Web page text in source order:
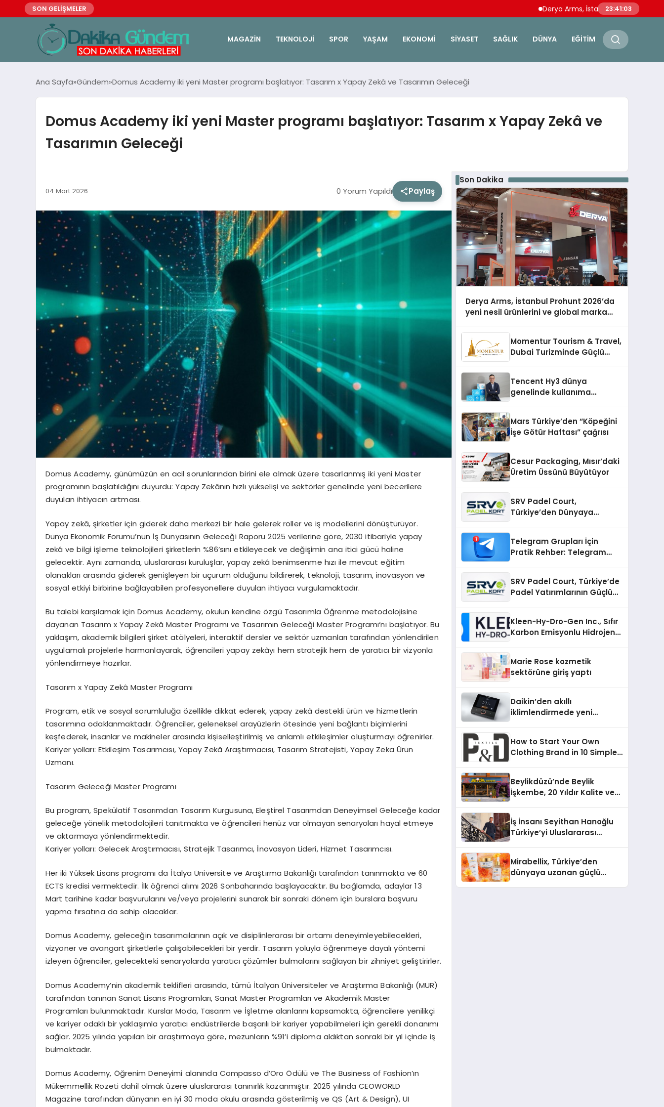
SON GELİŞMELER Derya Arms, İstanbul Prohunt 2026’da
23:41:04
MAGAZIN TEKNOLOJI SPOR YAŞAM EKONOMI SIYASET SAĞLIK DÜNYA EĞITIM
Ana Sayfa Gündem Domus Academy iki yeni Master programı başlatıyor: Tasarım x Yapay Zekâ ve Tasarımın Geleceği
Domus Academy iki yeni Master programı başlatıyor: Tasarım x Yapay Zekâ ve
Tasarımın Geleceği
04 Mart 2026 0 Yorum Yapıldı Paylaş
Domus Academy, günümüzün en acil sorunlarından birini ele almak üzere tasarlanmışiki yeni Master
programının başlatıldığını duyurdu: Yapay Zekânın hızlı yükselişi ve sektörler genelinde yeni becerilere
duyulan ihtiyacın artması.
Yapay zekâ, şirketler için giderek daha merkezi bir hale gelerek roller ve iş modellerini dönüştürüyor.
Dünya Ekonomik Forumu’nun İş Dünyasının Geleceği Raporu 2025 verilerine göre, 2030 itibariyle yapay
zekâ ve bilgi işleme teknolojileri şirketlerin %86’sını etkileyecek ve değişimin ana itici gücü haline
gelecektir. Aynı zamanda, uluslararası kuruluşlar, yapay zekâ benimsenme hızı ile mevcut eğitim
olanakları arasında giderek genişleyen bir uçurum olduğunu bildirerek, teknoloji, tasarım, inovasyon ve
sosyal etkiyi birbirine bağlayabilen profesyonellere duyulan ihtiyacı vurgulamaktadır.
Bu talebi karşılamak için Domus Academy, okulun kendine özgü Tasarımla Öğrenme metodolojisine
dayanan Tasarım x Yapay Zekâ Master Programı ve Tasarımın Geleceği Master Programı‘nı başlatıyor. Bu
yaklaşım, akademik bilgileri şirket atölyeleri, interaktif dersler ve sektör uzmanları tarafından yönlendirilen
uygulamalı projelerle harmanlayarak, öğrencileri yapay zekâyı hem stratejik hem de yaratıcı bir vizyonla
yönlendirmeye hazırlar.
Tasarım x Yapay Zekâ Master Programı
Program, etik ve sosyal sorumluluğa özellikle dikkat ederek, yapay zekâ destekli ürün ve hizmetlerin
tasarımına odaklanmaktadır. Öğrenciler, geleneksel arayüzlerin ötesinde yeni bağlantı biçimlerini
keşfederek, insanlar ve makineler arasında kişiselleştirilmiş ve anlamlı etkileşimler oluşturmayı öğrenirler.
Kariyer yolları: Etkileşim Tasarımcısı, Yapay Zekâ Araştırmacısı, Tasarım Stratejisti, Yapay Zeka Ürün
Uzmanı.
Tasarım Geleceği Master Programı
Bu program, Spekülatif Tasarımdan Tasarım Kurgusuna, Eleştirel Tasarımdan Deneyimsel Geleceğe kadar
geleceğe yönelik metodolojileri tanıtmakta ve öğrencileri henüz var olmayan senaryoları hayal etmeye
ve aktarmaya yönlendirmektedir.
Kariyer yolları: Gelecek Araştırmacısı, Stratejik Tasarımcı, İnovasyon Lideri, Hizmet Tasarımcısı.
Her iki Yüksek Lisans programı da İtalya Üniversite ve Araştırma Bakanlığı tarafından tanınmakta ve 60
ECTS kredisi vermektedir. İlk öğrenci alımı 2026 Sonbaharında başlayacaktır. Bu bağlamda, adaylar13
Mart tarihine kadar başvurularını ve/veya projelerini sunarak bir sonraki dönem için burslara başvuru
yapma fırsatına da sahip olacaklar.
Domus Academy, geleceğin tasarımcılarının açık ve disiplinlerarası bir ortamı deneyimleyebilecekleri,
vizyoner ve avangart şirketlerle çalışabilecekleri bir yerdir. Tasarım yoluyla öğrenmeye dayalı yöntemi
izleyen öğrenciler, gelecekteki senaryolarda yaratıcı çözümler bulmalarını sağlayan bir zihniyet geliştirirler.
Domus Academy’nin akademik teklifleri arasında, tümü İtalyan Üniversiteler ve Araştırma Bakanlığı (MUR)
tarafından tanınanSanat Lisans Programları, Sanat Master Programları ve Akademik Master
Programları bulunmaktadır. KurslarModa, Tasarım ve İşletme alanlarını kapsamakta, öğrencilere yenilikçi
ve kariyer odaklı bir yaklaşımla yaratıcı endüstrilerde başarılı bir kariyer yapabilmeleri için gerekli donanımı
sağlar. 2025 yılında yapılan bir araştırmaya göre, mezunların %91’i diploma aldıktan sonraki bir yıl içinde iş
bulmaktadır.
Domus Academy, Öğrenim Deneyimi alanında Compasso d’Oro Ödülü ve The Business of Fashion’ın
Mükemmellik Rozetidahil olmak üzere uluslararası tanınırlık kazanmıştır. 2025 yılındaCEOWORLD
Magazine tarafından dünyanın en iyi 30 moda okulu arasında gösterilmiş veQS (Art & Design), UI
Son Dakika
Derya Arms, İstanbul Prohunt 2026’da
yeni nesil ürünlerini ve global marka
Momentur Tourism & Travel,
Dubai Turizminde Güçlü
Tencent Hy3 dünya
genelinde kullanıma
Mars Türkiye’den “Köpeğini
İşe Götür Haftası” çağrısı
Cesur Packaging, Mısır’daki
Üretim Üssünü Büyütüyor
SRV Padel Court,
Türkiye’den Dünyaya
Telegram Grupları İçin
Pratik Rehber: Telegram
SRV Padel Court, Türkiye’de
Padel Yatırımlarının Güçlü
Kleen-Hy-Dro-Gen Inc., Sıfır
Karbon Emisyonlu Hidrojen
Aldı
Marie Rose kozmetik
sektörüne giriş yaptı
Daikin’den akıllı
iklimlendirmede yeni
How to Start Your Own
Clothing Brand in 10 Simple
Beylikdüzü’nde Beylik
İşkembe, 20 Yıldır Kalite ve
İş İnsanı Seyithan Hanoğlu
Türkiye’yi Uluslararası
Mirabellix, Türkiye’den
dünyaya uzanan güçlü